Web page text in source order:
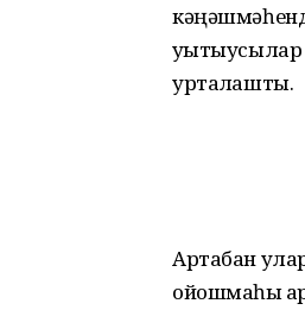
уртаҡлашты.
Артабан
ойошмаһы